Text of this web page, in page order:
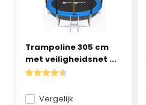
Trampoline 305 cm
met veiligheidsnet ...
Vergelijk